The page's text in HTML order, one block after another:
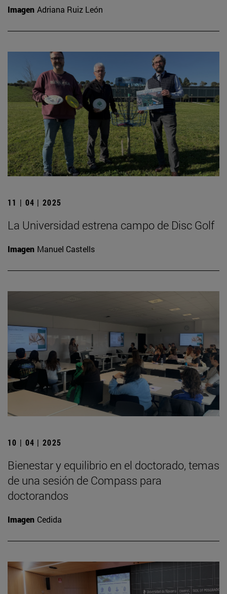
Imagen Adriana Ruiz León
11 | 04 | 2025
La Universidad estrena campo de Disc Golf
Imagen Manuel Castells
10 | 04 | 2025
Bienestar y equilibrio en el doctorado, temas
de una sesión de Compass para
doctorandos
Imagen Cedida